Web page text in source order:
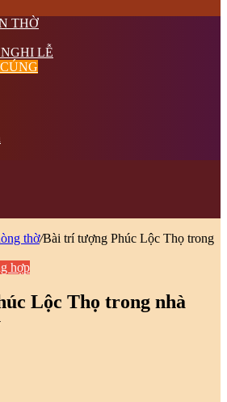
THỜ
LỄ
thờ/Bài trí tượng Phúc Lộc Thọ trong
hợp
Lộc Thọ trong nhà